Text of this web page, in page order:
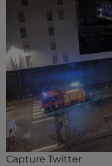
Capture Twitter